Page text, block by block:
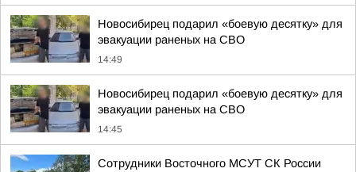
Новосибирец подарил «боевую десятку» для
эвакуации раненых на СВО
14:49
Новосибирец подарил «боевую десятку» для
эвакуации раненых на СВО
14:45
Сотрудники Восточного МСУТ СК России